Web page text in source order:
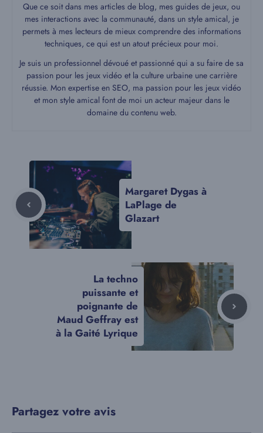
Que ce soit dans mes articles de blog, mes guides de jeux, ou
mes interactions avec la communauté, dans un style amical, je
permets à mes lecteurs de mieux comprendre des informations
techniques, ce qui est un atout précieux pour moi.
Je suis un professionnel dévoué et passionné qui a su faire de sa
passion pour les jeux vidéo et la culture urbaine une carrière
réussie. Mon expertise en SEO, ma passion pour les jeux vidéo
et mon style amical font de moi un acteur majeur dans le
domaine du contenu web.
Margaret Dygas à
LaPlage de
Glazart
La techno
puissante et
poignante de
Maud Geffray est
à la Gaité Lyrique
Partagez votre avis